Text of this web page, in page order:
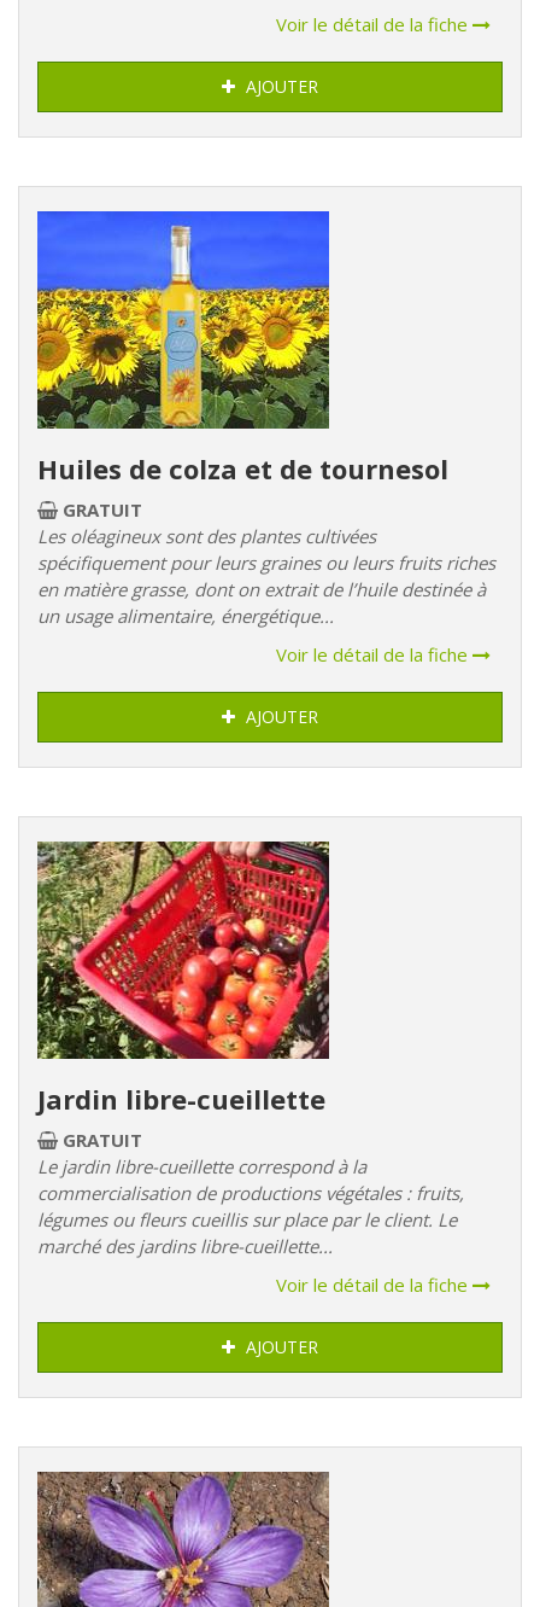
Voir le détail de la fiche
AJOUTER
Huiles de colza et de tournesol
GRATUIT
Les oléagineux sont des plantes cultivées
spécifiquement pour leurs graines ou leurs fruits riches
en matière grasse, dont on extrait de l’huile destinée à
un usage alimentaire, énergétique...
Voir le détail de la fiche
AJOUTER
Jardin libre-cueillette
GRATUIT
Le jardin libre-cueillette correspond à la
commercialisation de productions végétales : fruits,
légumes ou fleurs cueillis sur place par le client. Le
marché des jardins libre-cueillette...
Voir le détail de la fiche
AJOUTER